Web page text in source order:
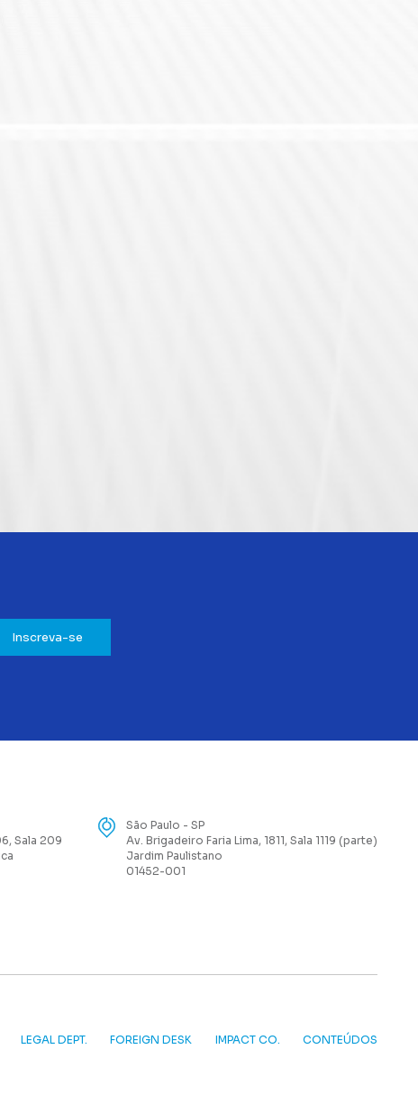
Inscreva-se
Sala 209
São Paulo - SP
Av. Brigadeiro Faria Lima, 1811, Sala 1119 (parte)
Jardim Paulistano
01452-001
LEGAL DEPT. FOREIGN DESK IMPACT CO. CONTEÚDOS